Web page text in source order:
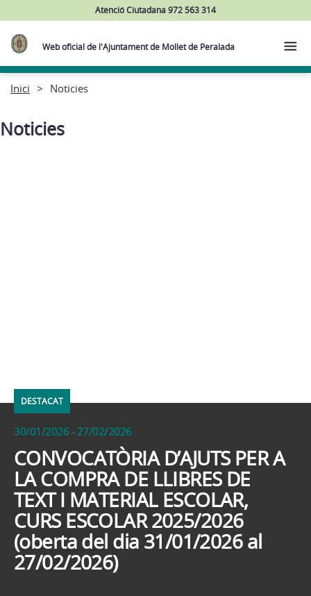
Atenció Ciutadana 972 563 314
Web oficial de l'Ajuntament de Mollet de Peralada
Inici Noticies
Noticies
DESTACAT
30/01/2026 - 27/02/2026
CONVOCATÒRIA D’AJUTS PER A
LA COMPRA DE LLIBRES DE
TEXT I MATERIAL ESCOLAR,
CURS ESCOLAR 2025/2026
(oberta del dia 31/01/2026 al
27/02/2026)